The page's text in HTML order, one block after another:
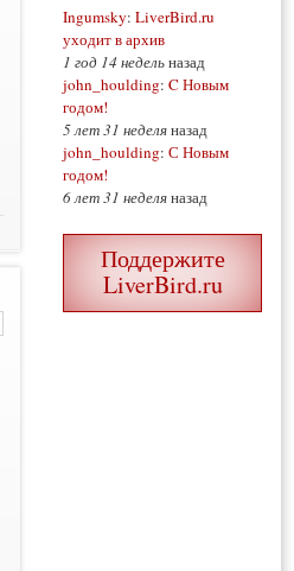
Ingumsky: LiverBird.ru
уходит в архив
1 год 14 недельназад
john_houlding: C Новым
годом!
5 лет 31 неделяназад
john_houlding: С Новым
годом!
6 лет 31 неделяназад
Поддержите
LiverBird.ru